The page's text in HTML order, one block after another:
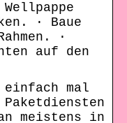
· Baue
·
auf den
einfach mal
meistens in